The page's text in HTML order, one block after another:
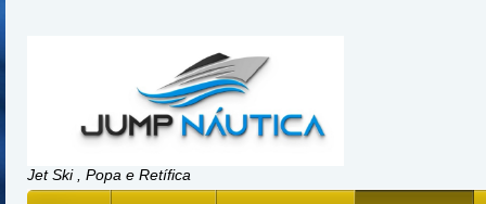
Jet Ski , Popa e Retífica